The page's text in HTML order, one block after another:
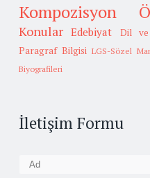
Kompozisyon
Konular Edebiyat Dil ve
Paragraf Bilgisi LGS-Sözel
Biyografileri
İletişim Formu